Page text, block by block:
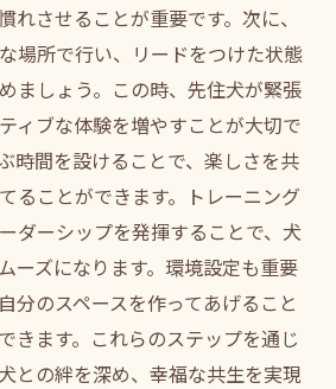
れさせることが重要です。次に、
場所で行い、リードをつけた状態
ましょう。この時、先住犬が緊張
ィブな体験を増やすことが大切で
時間を設けることで、楽しさを共
ることができます。トレーニング
ダーシップを発揮することで、犬
ーズになります。環境設定も重要
分のスペースを作ってあげること
きます。これらのステップを通じ
との絆を深め、幸福な共生を実現